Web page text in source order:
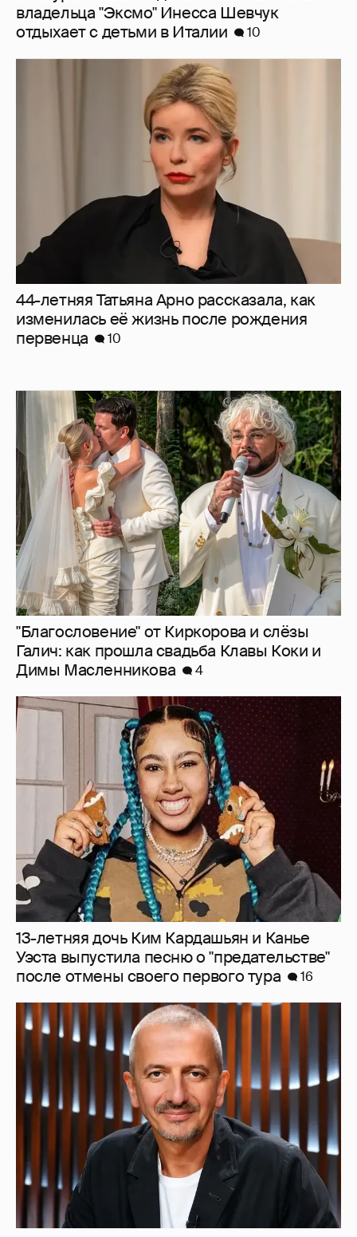
44-летняя Татьяна Арно рассказала, как
изменилась её жизнь после рождения
"Благословение" от Киркорова и слёзы
Галич: как прошла свадьба Клавы Коки и
Димы Масленникова
4
13-летняя дочь Ким Кардашьян и Канье
Уэста выпустила песню о "предательстве"
после отмены своего первого тура
Бояков, Певцов, Богомолов: в сети
обсуждают кандидатов на пост ректора
ГИТИСа на фоне коррупционного
скандала
11